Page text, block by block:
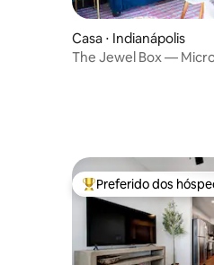
Casa ⋅ Indianápolis
The Jewel Box —
Entre os melhores
Preferido dos